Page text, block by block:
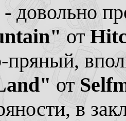
довольно
от
пряный,
от
в